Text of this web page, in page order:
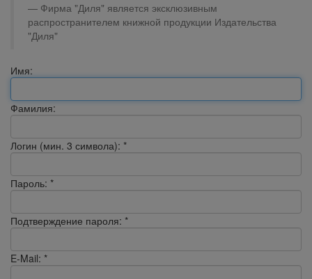
Фирма "Диля" является эксклюзивным
распространителем книжной продукции Издательства
"Диля"
Имя:
Фамилия:
Логин (мин. 3 символа): *
Пароль: *
Подтверждение пароля: *
E-Mail: *